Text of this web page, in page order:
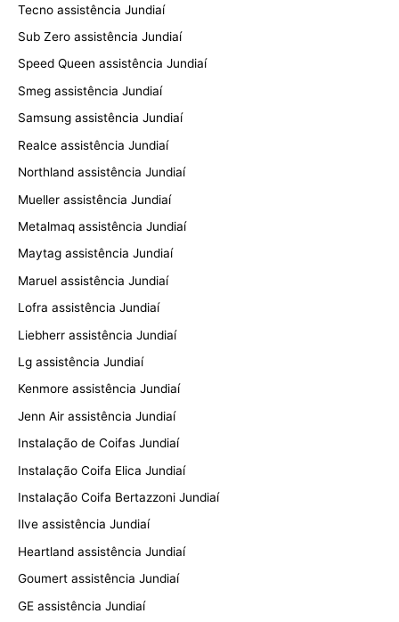
Tecno assistência Jundiaí
Sub Zero assistência Jundiaí
Speed Queen assistência Jundiaí
Smeg assistência Jundiaí
Samsung assistência Jundiaí
Realce assistência Jundiaí
Northland assistência Jundiaí
Mueller assistência Jundiaí
Metalmaq assistência Jundiaí
Maytag assistência Jundiaí
Maruel assistência Jundiaí
Lofra assistência Jundiaí
Liebherr assistência Jundiaí
Lg assistência Jundiaí
Kenmore assistência Jundiaí
Jenn Air assistência Jundiaí
Instalação de Coifas Jundiaí
Instalação Coifa Elica Jundiaí
Instalação Coifa Bertazzoni Jundiaí
Ilve assistência Jundiaí
Heartland assistência Jundiaí
Goumert assistência Jundiaí
GE assistência Jundiaí